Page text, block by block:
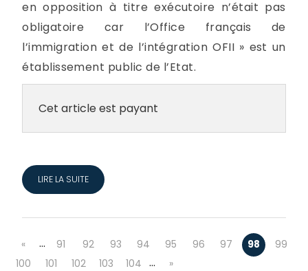
en opposition à titre exécutoire n’était pas
obligatoire car l’Office français de
l’immigration et de l’intégration OFII » est un
établissement public de l’Etat.
Cet article est payant
LIRE LA SUITE
« … 91 92 93 94 95 96 97 98
99
100
101 102 103 104 … »